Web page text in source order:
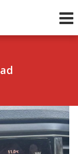
Volgend uur